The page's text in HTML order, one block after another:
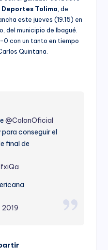
Tolima , de
este jueves (19.15) en
del municipio de Ibagué.
0 con un tanto en tiempo
Quintana.
@ColonOficial
conseguir el
final de
2019